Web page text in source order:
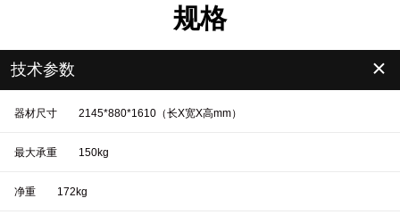
规格
技术参数 ＋
器材尺寸 2145*880*1610（长X宽X高mm）
最大承重 150kg
净重 172kg